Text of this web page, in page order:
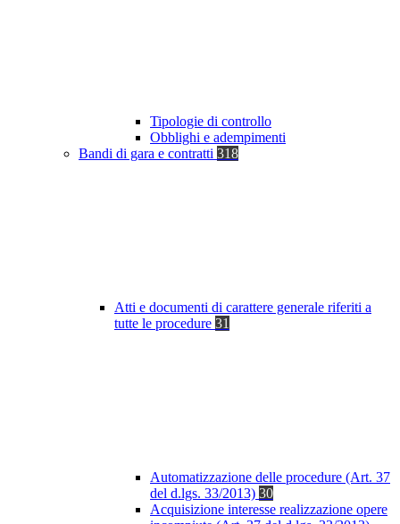
Tipologie di controllo
Obblighi e adempimenti
Bandi di gara e contratti 318
Atti e documenti di carattere generale riferiti a
tutte le procedure 31
Automatizzazione delle procedure (Art. 37
del d.lgs. 33/2013) 30
Acquisizione interesse realizzazione opere